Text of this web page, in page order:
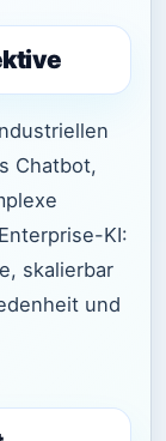
Chatbot,
KI:
skalierbar
und